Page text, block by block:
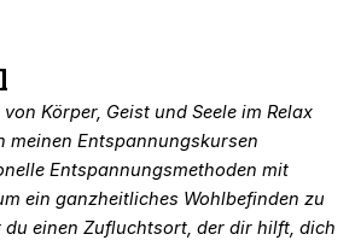
Körper, Geist und Seele im Relax
meinen Entspannungskursen
Entspannungsmethoden mit
ein ganzheitliches Wohlbefinden zu
einen Zufluchtsort, der dir hilft, dich